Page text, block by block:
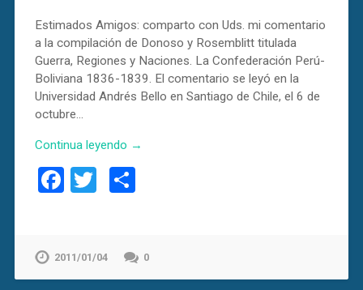
Estimados Amigos: comparto con Uds. mi comentario
a la compilación de Donoso y Rosemblitt titulada
Guerra, Regiones y Naciones. La Confederación Perú-
Boliviana 1836-1839. El comentario se leyó en la
Universidad Andrés Bello en Santiago de Chile, el 6 de
octubre…
Continua leyendo →
Facebook
Twitter
2011/01/04 0